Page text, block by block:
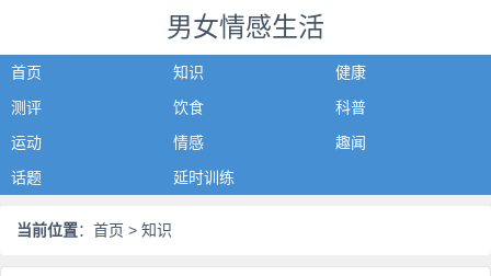
男女情感生活
首页 知识
健康
测评
饮食
科普
运动
情感
趣闻
话题
延时训练
当前位置： 首页 > 知识